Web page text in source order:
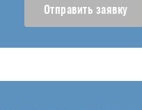
Отправить заявку